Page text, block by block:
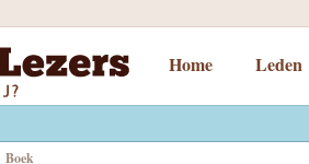
Home Leden
Boek